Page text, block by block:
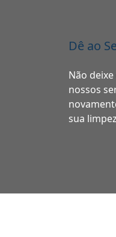
Dê ao
Não
nossos
sua